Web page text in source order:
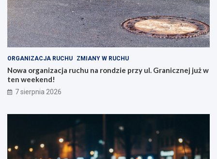
ORGANIZACJA RUCHU ZMIANY W RUCHU
Nowa organizacja ruchu na rondzie przy ul. Granicznej już w
ten weekend!
7 sierpnia 2026